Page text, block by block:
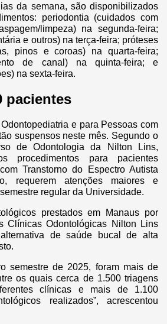
da semana, são disponibilizados
periodontia (cuidados com
limpeza) na segunda-feira;
e outros) na terça-feira; próteses
pinos e coroas) na quarta-feira;
de canal) na quinta-feira; e
na sexta-feira.
pacientes
e para Pessoas com
suspensos neste mês. Segundo o
de Odontologia da Nilton Lins,
procedimentos para pacientes
Transtorno do Espectro Autista
requerem atenções maiores e
regular da Universidade.
prestados em Manaus por
Clínicas Odontológicas Nilton Lins
de saúde bucal de alta
semestre de 2025, foram mais de
os quais cerca de 1.500 triagens
clínicas e mais de 1.100
realizados”, acrescentou